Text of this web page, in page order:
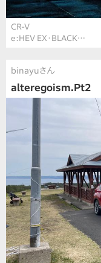
CR-V
e:HEV EX・BLACK…
binayuさん
alteregoism.Pt2